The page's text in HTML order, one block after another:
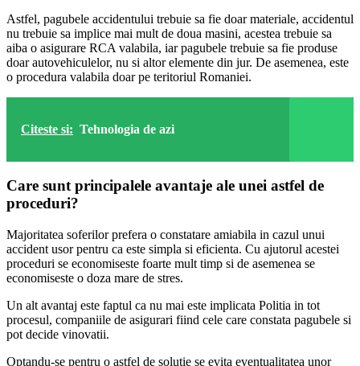
Astfel, pagubele accidentului trebuie sa fie doar materiale, accidentul
nu trebuie sa implice mai mult de doua masini, acestea trebuie sa
aiba o asigurare RCA valabila, iar pagubele trebuie sa fie produse
doar autovehiculelor, nu si altor elemente din jur. De asemenea, este
o procedura valabila doar pe teritoriul Romaniei.
Citeste si: Tehnologia de azi
Care sunt principalele avantaje ale unei astfel de
proceduri?
Majoritatea soferilor prefera o constatare amiabila in cazul unui
accident usor pentru ca este simpla si eficienta. Cu ajutorul acestei
proceduri se economiseste foarte mult timp si de asemenea se
economiseste o doza mare de stres.
Un alt avantaj este faptul ca nu mai este implicata Politia in tot
procesul, companiile de asigurari fiind cele care constata pagubele si
pot decide vinovatii.
Optandu-se pentru o astfel de solutie se evita eventualitatea unor